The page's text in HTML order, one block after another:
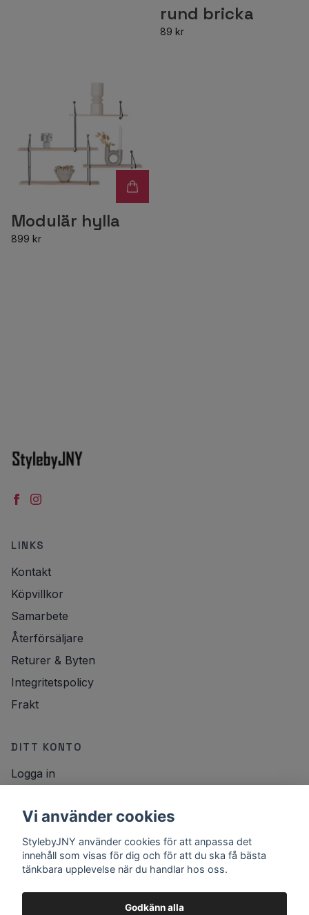
rund bricka
89 kr
Modulär hylla
899 kr
LINKS
Kontakt
Köpvillkor
Samarbete
Återförsäljare
Returer & Byten
Integritetspolicy
Frakt
DITT KONTO
Logga in
NYHETSBREV
E-postadress
Registrera
Vi använder cookies
StylebyJNY använder cookies för att anpassa det
innehåll som visas för dig och för att du ska få bästa
tänkbara upplevelse när du handlar hos oss.
Godkänn alla